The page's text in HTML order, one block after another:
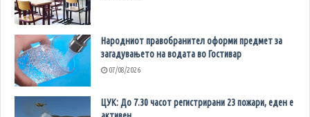
Народниот правобранител оформи предмет за
загадувањето на водата во Гостивар
07/08/2026
ЦУК: До 7.30 часот регистрирани 23 пожари, еден е